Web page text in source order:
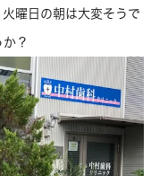
曜日の朝は大変そうで
？